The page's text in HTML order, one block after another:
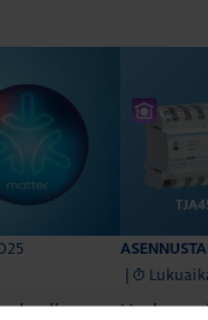
|
Uuden